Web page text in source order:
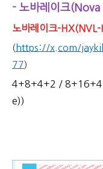
- 노바레이크
노바레이크-HX(NVL-
( https://x.com/
77)
4+8+4+2 /
e))